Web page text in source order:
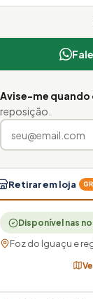
Avise-me quando
reposição.
Retirar em loja
Disponível nas
Foz do Iguaçu e